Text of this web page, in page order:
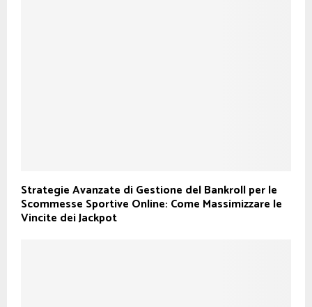
Strategie Avanzate di Gestione del Bankroll per le
Scommesse Sportive Online: Come Massimizzare le
Vincite dei Jackpot